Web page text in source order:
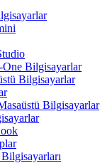
Bilgisayarlar
Bilgisayarlar
Bilgisayarlar